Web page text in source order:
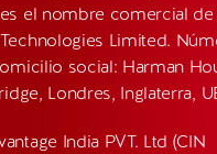
el nombre comercial
Limited.
social: Harman
Londres, Inglaterra,
India PVT. Ltd (CIN